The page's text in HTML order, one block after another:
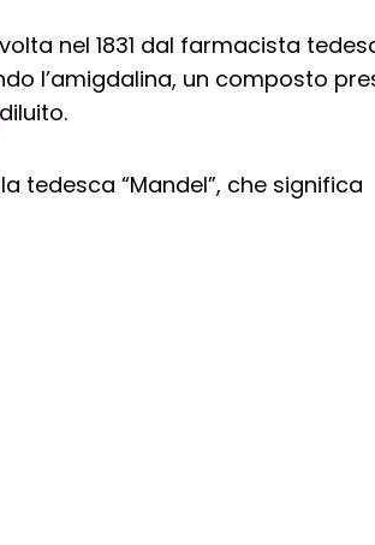
nel 1831 dal farmacista
l’amigdalina, un composto
diluito.
tedesca “Mandel”, che significa